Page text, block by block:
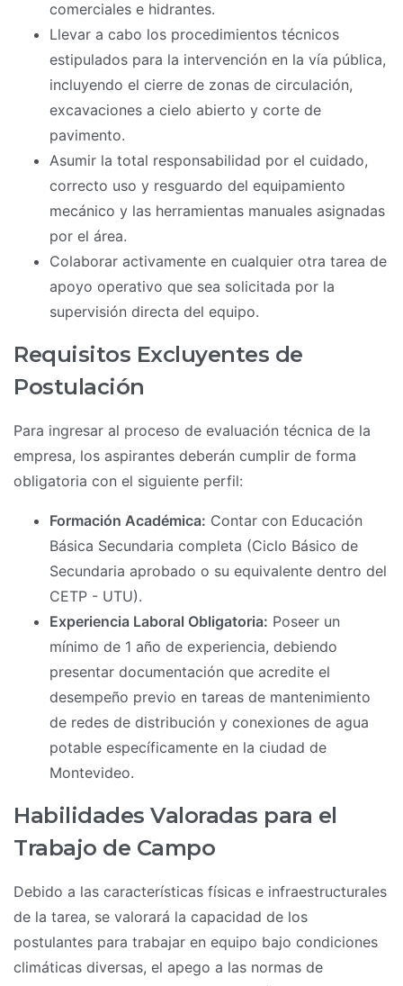
comerciales e hidrantes.
Llevar a cabo los procedimientos técnicos
estipulados para la intervención en la vía pública,
incluyendo el cierre de zonas de circulación,
excavaciones a cielo abierto y corte de
pavimento.
Asumir la total responsabilidad por el cuidado,
correcto uso y resguardo del equipamiento
mecánico y las herramientas manuales asignadas
por el área.
Colaborar activamente en cualquier otra tarea de
apoyo operativo que sea solicitada por la
supervisión directa del equipo.
Requisitos Excluyentes de
Postulación
Para ingresar al proceso de evaluación técnica de la
empresa, los aspirantes deberán cumplir de forma
obligatoria con el siguiente perfil:
Formación Académica: Contar con Educación
Básica Secundaria completa (Ciclo Básico de
Secundaria aprobado o su equivalente dentro del
CETP - UTU).
Experiencia Laboral Obligatoria: Poseer un
mínimo de 1 año de experiencia, debiendo
presentar documentación que acredite el
desempeño previo en tareas de mantenimiento
de redes de distribución y conexiones de agua
potable específicamente en la ciudad de
Montevideo.
Habilidades Valoradas para el
Trabajo de Campo
Debido a las características físicas e infraestructurales
de la tarea, se valorará la capacidad de los
postulantes para trabajar en equipo bajo condiciones
climáticas diversas, el apego a las normas de